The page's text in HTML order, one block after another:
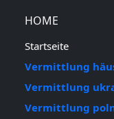
HOME
Startseite
Vermittlung
Vermittlung
Vermittlung